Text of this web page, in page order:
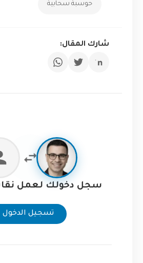
حوسبة سحابية
شارك المقال:
سجل دخولك لعمل
تسجيل الدخول